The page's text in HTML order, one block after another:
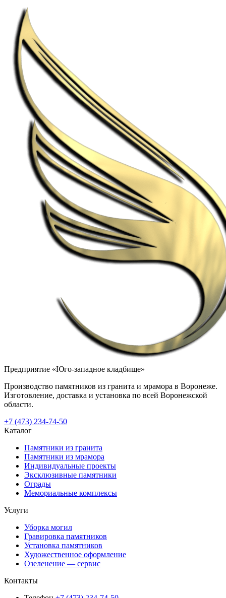
Предприятие «Юго-западное кладбище»
Производство памятников из гранита и мрамора в Воронеже.
Изготовление, доставка и установка по всей Воронежской
области.
+7 (473) 234-74-50
Каталог
Памятники из гранита
Памятники из мрамора
Индивидуальные проекты
Эксклюзивные памятники
Ограды
Мемориальные комплексы
Услуги
Уборка могил
Гравировка памятников
Установка памятников
Художественное оформление
Озеленение — сервис
Контакты